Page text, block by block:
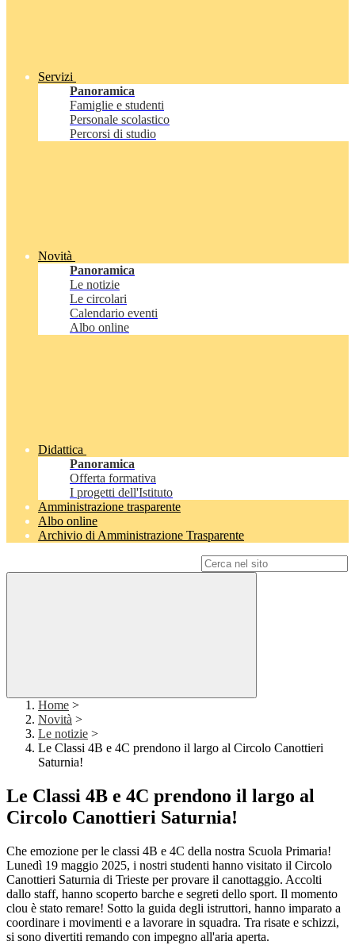
Servizi
Panoramica
Famiglie e studenti
Personale scolastico
Percorsi di studio
Novità
Panoramica
Le notizie
Le circolari
Calendario eventi
Albo online
Didattica
Panoramica
Offerta formativa
I progetti dell'Istituto
Amministrazione trasparente
Albo online
Archivio di Amministrazione Trasparente
Home >
Novità >
Le notizie >
Le Classi 4B e 4C prendono il largo al Circolo Canottieri
Saturnia!
Le Classi 4B e 4C prendono il largo al
Circolo Canottieri Saturnia!
Che emozione per le classi 4B e 4C della nostra Scuola Primaria!
Lunedì 19 maggio 2025, i nostri studenti hanno visitato il Circolo
Canottieri Saturnia di Trieste per provare il canottaggio. Accolti
dallo staff, hanno scoperto barche e segreti dello sport. Il momento
clou è stato remare! Sotto la guida degli istruttori, hanno imparato a
coordinare i movimenti e a lavorare in squadra. Tra risate e schizzi,
si sono divertiti remando con impegno all'aria aperta.